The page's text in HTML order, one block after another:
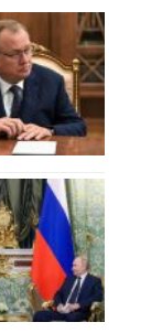
18 ژانویه 2025
18 ژانویه 2025